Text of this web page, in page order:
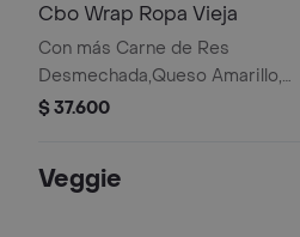
Cbo Wrap Ropa Vieja
Con más Carne de Res
Desmechada,Queso Amarillo,
Lechuga, Tomate,Pimentón, Apio,
$ 37.600
Veggie